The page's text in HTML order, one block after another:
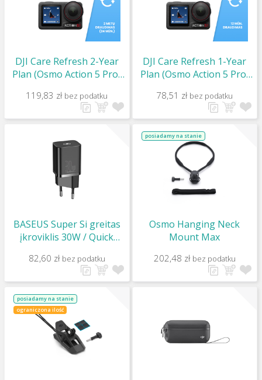
DJI Care Refresh 2-Year
Plan (Osmo Action 5 Pro)
119,83 zł bez podatku
DJI Care Refresh 1-Year
Plan (Osmo Action 5 Pro)
78,51 zł bez podatku
BASEUS Super Si greitas
įkroviklis 30W / Quick
82,60 zł bez podatku
posiadamy na stanie
Osmo Hanging Neck
Mount Max
202,48 zł bez podatku
posiadamy na stanie
ograniczona ilość